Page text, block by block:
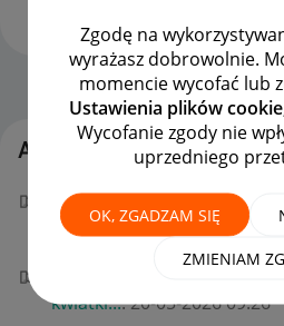
Zgodę na
wyrażasz dobrowolnie.
momencie wycofać lub
Ustawienia plików cookie
Wycofanie zgody nie
uprzedniego
OK, ZGADZAM SIĘ
ZMIENIAM
Strona Główna
Aktywność
Gratulacje! Masz nowy "W
kwiatki....‎20-05-2026
09:47
kwiatki....‎20-05-202609:26